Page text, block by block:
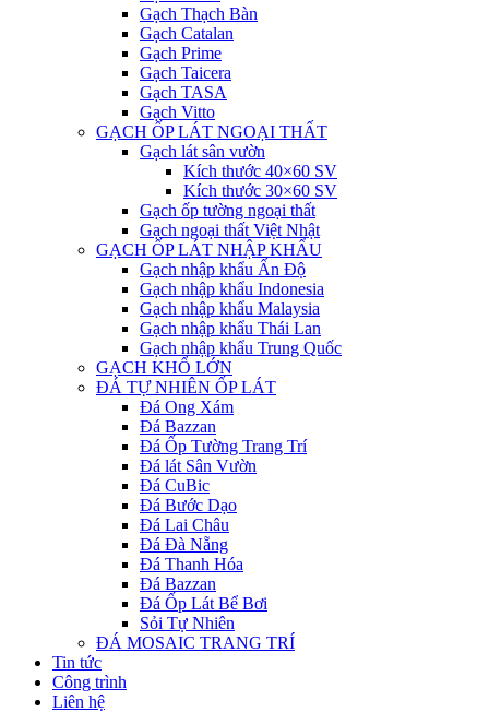
Gạch Thạch Bàn
Gạch Catalan
Gạch Prime
Gạch Taicera
Gạch TASA
Gạch Vitto
GẠCH ỐP LÁT NGOẠI THẤT
Gạch lát sân vườn
Kích thước 40×60 SV
Kích thước 30×60 SV
Gạch ốp tường ngoại thất
Gạch ngoại thất Việt Nhật
GẠCH ỐP LÁT NHẬP KHẨU
Gạch nhập khẩu Ấn Độ
Gạch nhập khẩu Indonesia
Gạch nhập khẩu Malaysia
Gạch nhập khẩu Thái Lan
Gạch nhập khẩu Trung Quốc
GẠCH KHỔ LỚN
ĐÁ TỰ NHIÊN ỐP LÁT
Đá Ong Xám
Đá Bazzan
Đá Ốp Tường Trang Trí
Đá lát Sân Vườn
Đá CuBic
Đá Bước Dạo
Đá Lai Châu
Đá Đà Nẵng
Đá Thanh Hóa
Đá Bazzan
Đá Ốp Lát Bể Bơi
Sỏi Tự Nhiên
ĐÁ MOSAIC TRANG TRÍ
Tin tức
Công trình
Liên hệ